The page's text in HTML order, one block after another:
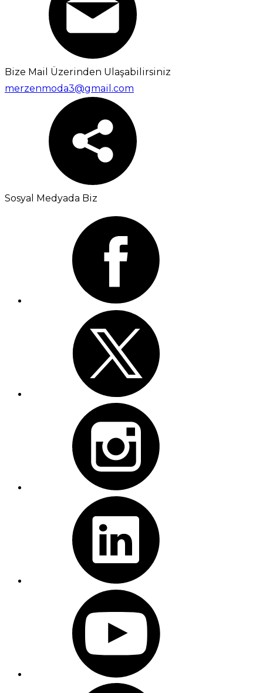
Bize Mail Üzerinden Ulaşabilirsiniz
merzenmoda3@gmail.com
Sosyal Medyada Biz